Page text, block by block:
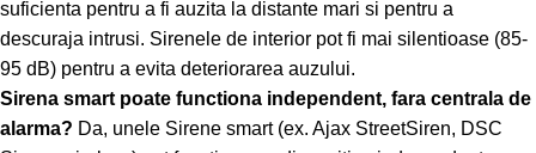
suficienta pentru a fi auzita la distante mari si pentru a
descuraja intrusi. Sirenele de interior pot fi mai silentioase (85-
95 dB) pentru a evita deteriorarea auzului.
Sirena smart poate functiona independent, fara centrala de
alarma? Da, unele Sirene smart (ex. Ajax StreetSiren, DSC